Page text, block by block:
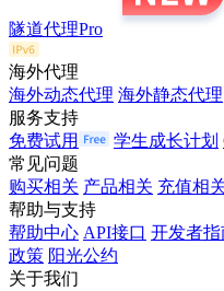
隧道代理Pro
海外代理
海外动态代理 海外静态代理
服务支持
免费试用
学生成长计划
常见问题
购买相关 产品相关 充值相
帮助与支持
帮助中心 API接口 开发者指
政策 阳光公约
关于我们